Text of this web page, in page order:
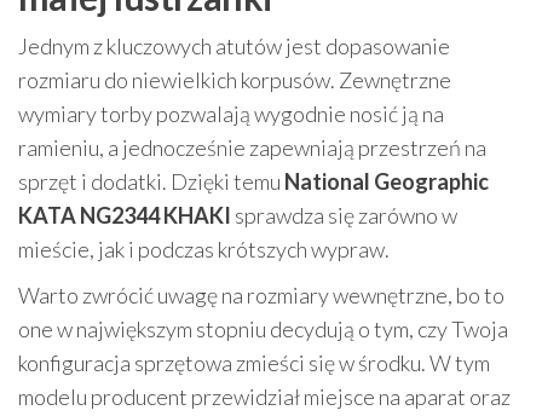
Jednym z kluczowych atutów jest dopasowanie
rozmiaru do niewielkich korpusów. Zewnętrzne
wymiary torby pozwalają wygodnie nosić ją na
ramieniu, a jednocześnie zapewniają przestrzeń na
sprzęt i dodatki. Dzięki temu National Geographic
KATA NG2344 KHAKI sprawdza się zarówno w
mieście, jak i podczas krótszych wypraw.
Warto zwrócić uwagę na rozmiary wewnętrzne, bo to
one w największym stopniu decydują o tym, czy Twoja
konfiguracja sprzętowa zmieści się w środku. W tym
modelu producent przewidział miejsce na aparat oraz